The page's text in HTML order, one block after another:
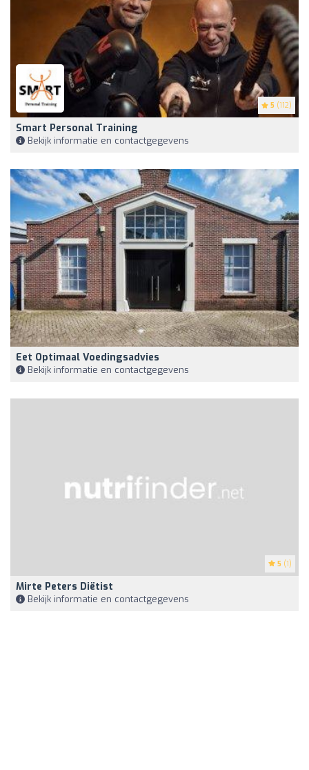
5 (112)
Smart Personal Training
Bekijk informatie en contactgegevens
Eet Optimaal Voedingsadvies
Bekijk informatie en contactgegevens
5 (1)
Mirte Peters Diëtist
Bekijk informatie en contactgegevens